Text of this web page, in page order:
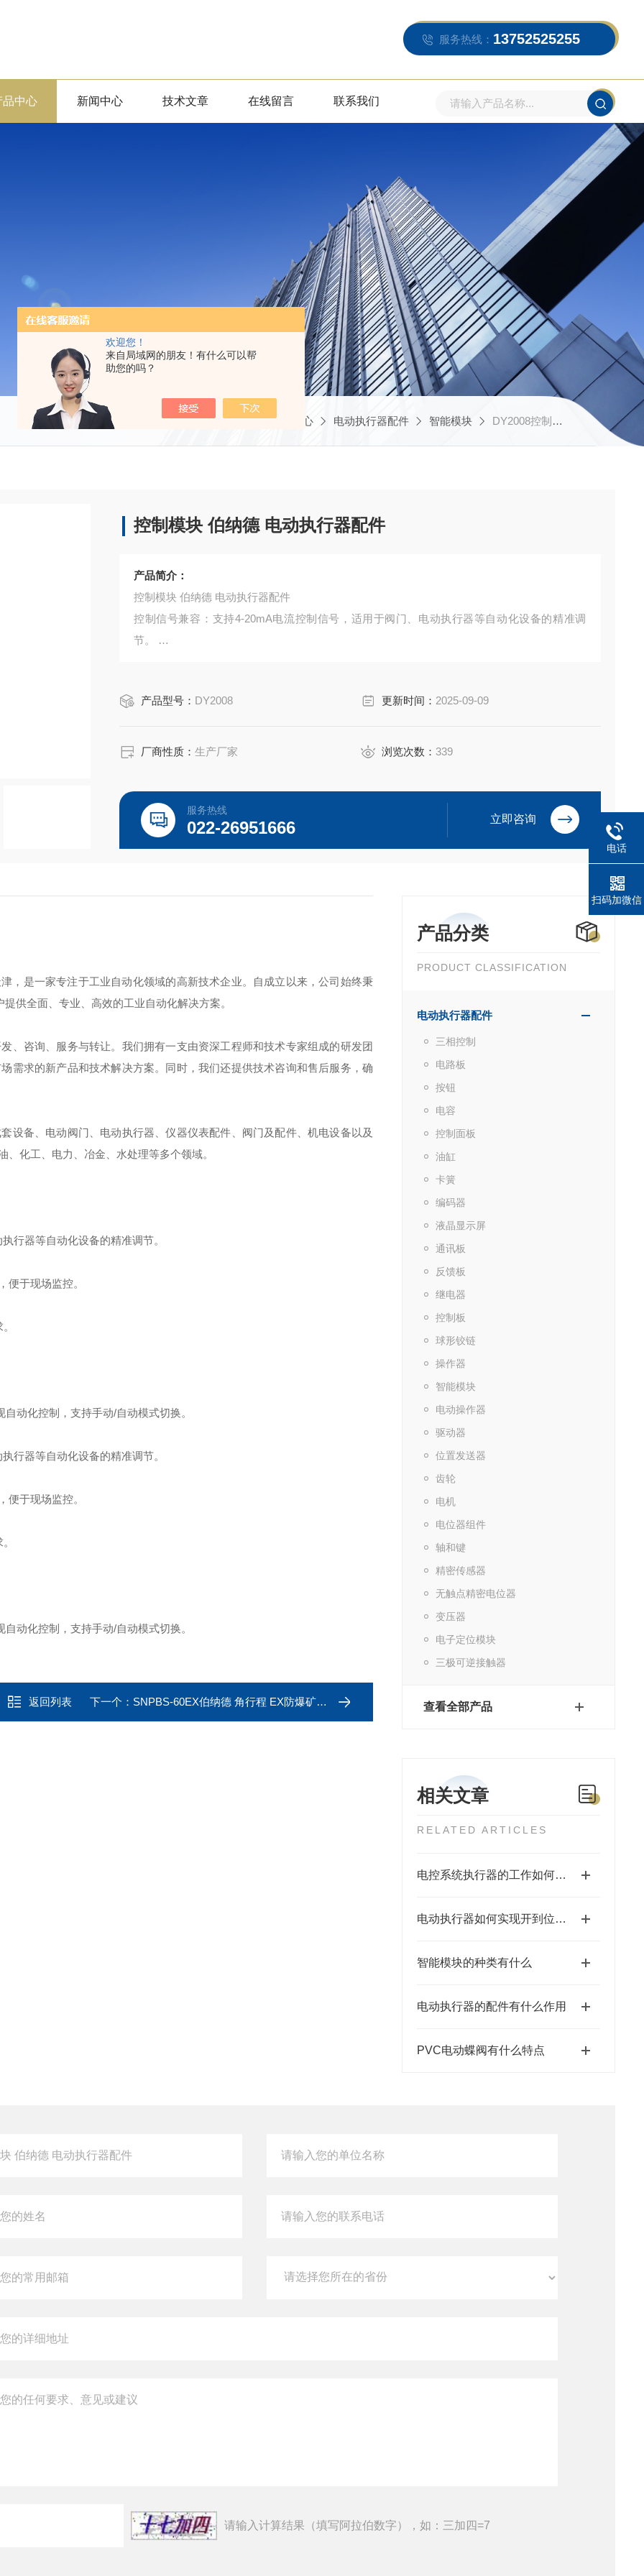
欢迎您！
来自局域网的朋友！有什么可以帮
助您的吗？
服务热线： 13752525255
品中心 新闻中心 技术文章 在线留言 联系我们
当前位置：首页 产品中心 电动执行器配件 智能模块 DY2008控制模块 伯纳德 电动执行器配件
控制模块 伯纳德 电动执行器配件
产品简介：
控制模块 伯纳德 电动执行器配件
控制信号兼容‌：支持4-20mA电流控制信号，适用于阀门、电动执行器等自动化设备的精准调
节。 ‌
产品型号： DY2008 更新时间： 2025-09-09
厂商性质：生产厂家 浏览次数：339
服务热线
022-26951666 立即咨询
产品分类
PRODUCT CLASSIFICATION
电动执行器配件
三相控制
电路板
按钮
电容
控制面板
油缸
卡簧
编码器
液晶显示屏
通讯板
反馈板
继电器
控制板
球形铰链
操作器
智能模块
电动操作器
驱动器
位置发送器
齿轮
电机
电位器组件
轴和键
精密传感器
无触点精密电位器
变压器
电子定位模块
三极可逆接触器
查看全部产品
相关文章
RELATED ARTICLES
电控系统执行器的工作如何控制
电动执行器如何实现开到位关到位显示
智能模块的种类有什么
电动执行器的配件有什么作用
PVC电动蝶阀有什么特点
是一家专注于工业自动化领域的高新技术企业。自成立以来，公司始终秉
供全面、专业、高效的工业自动化解决方案。
、咨询、服务与转让。我们拥有一支由资深工程师和技术专家组成的研发团
需求的新产品和技术解决方案。同时，我们还提供技术咨询和售后服务，确
设备、电动阀门、电动执行器、仪器仪表配件、阀门及配件、机电设备以及
化工、电力、冶金、水处理等多个领域。
行器等自动化设备的精准调节。
便于现场监控。
自动化控制，支持手动/自动模式切换。
行器等自动化设备的精准调节。
便于现场监控。
自动化控制，支持手动/自动模式切换。
返回列表 下一个： SNPBS-60EX伯纳德 角行程 EX防爆矿用电动执行器
请输入计算结果（填写阿拉伯数字），如：三加四=7
电话
扫码加微信